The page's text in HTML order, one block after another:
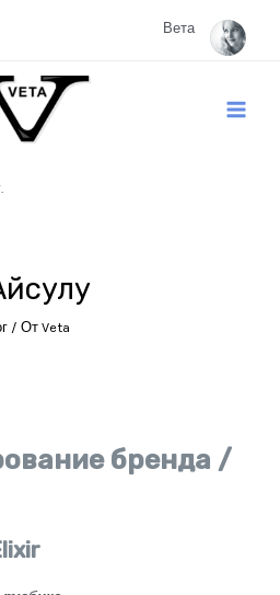
Вета
Main
/ От Veta
бренда /